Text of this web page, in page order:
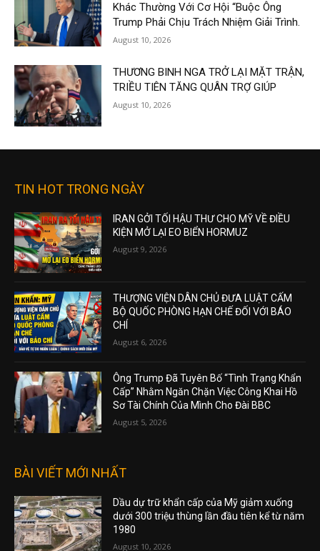
Khác Thường Với Cơ Hội “Buộc Ông
Trump Phải Chịu Trách Nhiệm Giải Trình.
August 10, 2026
THƯƠNG BINH NGA TRỞ LẠI MẶT TRẬN,
TRIỀU TIÊN TĂNG QUÂN TRỢ GIÚP
August 10, 2026
TIN HOT TRONG NGÀY
IRAN GỞI TỐI HẬU THƯ CHO MỸ VỀ ĐIỀU
KIỆN MỞ LẠI EO BIỂN HORMUZ
August 9, 2026
THƯỢNG VIỆN DÂN CHỦ ĐƯA LUẬT CẤM
BỘ QUỐC PHÒNG HẠN CHẾ ĐỐI VỚI BÁO
CHÍ
August 6, 2026
Ông Trump Đã Tuyên Bố “Tình Trạng Khẩn
Cấp” Nhằm Ngăn Chặn Việc Công Khai Hồ
Sơ Tài Chính Của Mình Cho Đài BBC
August 5, 2026
BÀI VIẾT MỚI NHẤT
Dầu dự trữ khẩn cấp của Mỹ giảm xuống
dưới 300 triệu thùng lần đầu tiên kể từ năm
1980
August 10, 2026